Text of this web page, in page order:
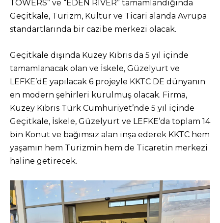
TOWERS” ve “EDEN RIVER” tamamlandığında
Geçitkale, Turizm, Kültür ve Ticari alanda Avrupa
standartlarında bir cazibe merkezi olacak.
Geçitkale dışında Kuzey Kıbrıs da 5 yıl içinde
tamamlanacak olan ve İskele, Güzelyurt ve
LEFKE’dE yapılacak 6 projeyle KKTC DE dünyanın
en modern şehirleri kurulmuş olacak. Firma,
Kuzey Kıbrıs Türk Cumhuriyet’nde 5 yıl içinde
Geçitkale, İskele, Güzelyurt ve LEFKE’da toplam 14
bin Konut ve bağımsız alan inşa ederek KKTC hem
yaşamın hem Turizmin hem de Ticaretin merkezi
haline getirecek.